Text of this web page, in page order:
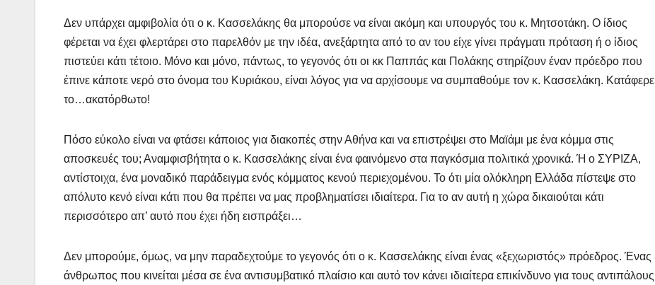
Δεν υπάρχει αμφιβολία ότι ο κ. Κασσελάκης θα μπορούσε να είναι ακόμη και υπουργός του κ. Μητσοτάκη. Ο ίδιος
φέρεται να έχει φλερτάρει στο παρελθόν με την ιδέα, ανεξάρτητα από το αν του είχε γίνει πράγματι πρόταση ή ο ίδιος
πιστεύει κάτι τέτοιο. Μόνο και μόνο, πάντως, το γεγονός ότι οι κκ Παππάς και Πολάκης στηρίζουν έναν πρόεδρο που
έπινε κάποτε νερό στο όνομα του Κυριάκου, είναι λόγος για να αρχίσουμε να συμπαθούμε τον κ. Κασσελάκη. Κατάφερε
το…ακατόρθωτο!
Πόσο εύκολο είναι να φτάσει κάποιος για διακοπές στην Αθήνα και να επιστρέψει στο Μαϊάμι με ένα κόμμα στις
αποσκευές του; Αναμφισβήτητα ο κ. Κασσελάκης είναι ένα φαινόμενο στα παγκόσμια πολιτικά χρονικά. Ή ο ΣΥΡΙΖΑ,
αντίστοιχα, ένα μοναδικό παράδειγμα ενός κόμματος κενού περιεχομένου. Το ότι μία ολόκληρη Ελλάδα πίστεψε στο
απόλυτο κενό είναι κάτι που θα πρέπει να μας προβληματίσει ιδιαίτερα. Για το αν αυτή η χώρα δικαιούται κάτι
περισσότερο απ’ αυτό που έχει ήδη εισπράξει…
Δεν μπορούμε, όμως, να μην παραδεχτούμε το γεγονός ότι ο κ. Κασσελάκης είναι ένας «ξεχωριστός» πρόεδρος. Ένας
άνθρωπος που κινείται μέσα σε ένα αντισυμβατικό πλαίσιο και αυτό τον κάνει ιδιαίτερα επικίνδυνο για τους αντιπάλους